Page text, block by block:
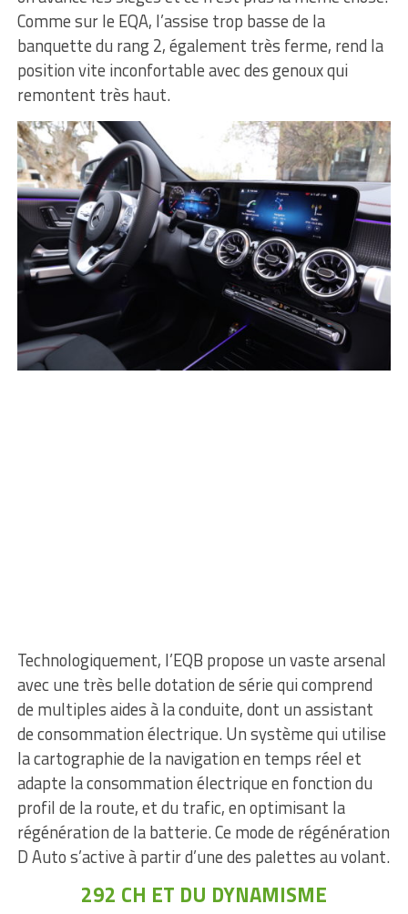
Comme sur le EQA, l’assise trop basse de la
banquette du rang 2, également très ferme, rend la
position vite inconfortable avec des genoux qui
remontent très haut.
Technologiquement, l’EQB propose un vaste arsenal
avec une très belle dotation de série qui comprend
de multiples aides à la conduite, dont un assistant
de consommation électrique. Un système qui utilise
la cartographie de la navigation en temps réel et
adapte la consommation électrique en fonction du
profil de la route, et du trafic, en optimisant la
régénération de la batterie. Ce mode de régénération
D Auto s’active à partir d’une des palettes au volant.
292 CH ET DU DYNAMISME